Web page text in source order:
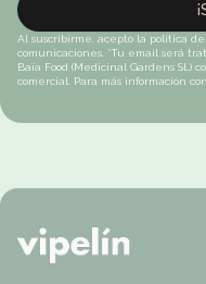
Al suscribirme, acepto la política
comunicaciones. *Tu email será
Baïa Food (Medicinal Gardens SL)
comercial. Para más información